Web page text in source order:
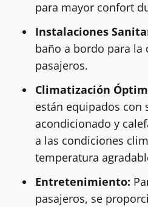
para mayor confort
Instalaciones
baño a bordo para la
pasajeros.
Climatización
están equipados con
acondicionado y
a las condiciones
temperatura
Entretenimiento:
pasajeros, se